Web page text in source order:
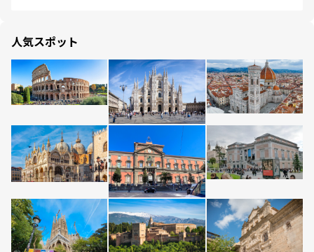
人気スポット